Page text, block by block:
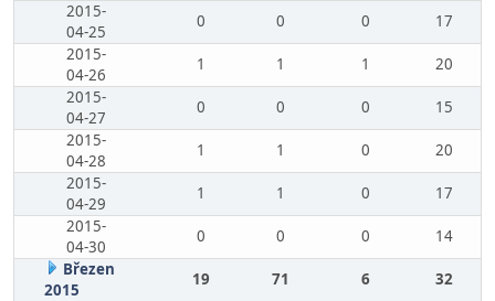
2015-
04-25
0 0 0
17
2015-
04-26
1 1 1
20
2015-
04-27
0 0 0
15
2015-
04-28
1 1 0
20
2015-
04-29
1 1 0
17
2015-
04-30
0 0 0
14
Březen
2015
19 71 6
32